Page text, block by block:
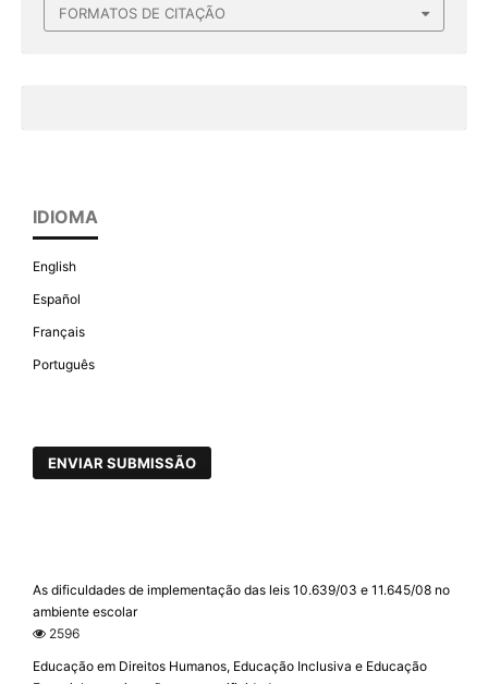
FORMATOS DE CITAÇÃO
IDIOMA
English
Español
Français
Português
ENVIAR SUBMISSÃO
As dificuldades de implementação das leis 10.639/03 e 11.645/08 no
ambiente escolar
2596
Educação em Direitos Humanos, Educação Inclusiva e Educação